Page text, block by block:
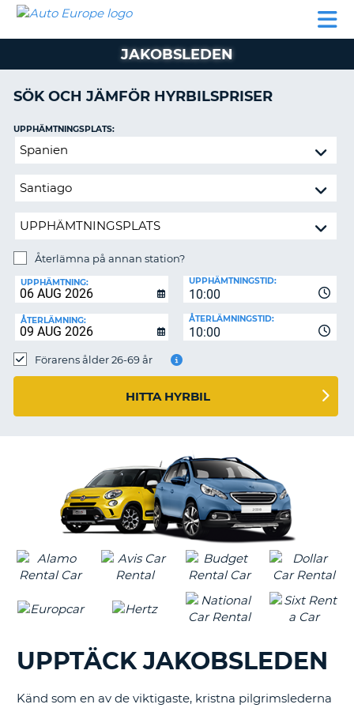
HYRBIL
HYRA
PARTNER
AUTO
EUROPE
HYRBIL
HYRA
MIN
MEDLEMSINFORMATION
BOKNING
SVERIGE
JAKOBSLEDEN
SÖK OCH JÄMFÖR HYRBILSPRISER
Återlämna
annan
UPPHÄMTNINGSPLATS:
Återlämna på annan station?
UPPHÄMTNING:
10:00
UPPHÄMTNINGSTID:
ÅTERLÄMNING:
10:00
ÅTERLÄMNINGSTID:
Förarens ålder 26-69 år
HITTA HYRBIL
UPPTÄCK JAKOBSLEDEN
Känd som en av de viktigaste, kristna pilgrimslederna